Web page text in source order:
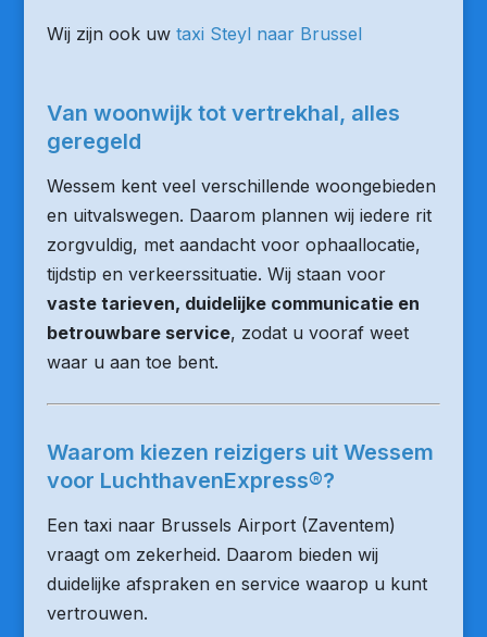
Wij zijn ook uw taxi Steyl naar Brussel
Van woonwijk tot vertrekhal, alles
geregeld
Wessem kent veel verschillende woongebieden
en uitvalswegen. Daarom plannen wij iedere rit
zorgvuldig, met aandacht voor ophaallocatie,
tijdstip en verkeerssituatie. Wij staan voor
vaste tarieven, duidelijke communicatie en
betrouwbare service, zodat u vooraf weet
waar u aan toe bent.
Waarom kiezen reizigers uit Wessem
voor LuchthavenExpress®?
Een taxi naar Brussels Airport (Zaventem)
vraagt om zekerheid. Daarom bieden wij
duidelijke afspraken en service waarop u kunt
vertrouwen.